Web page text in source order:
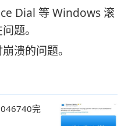
Dial 等 Windows 滚
题。
溃的问题。
完